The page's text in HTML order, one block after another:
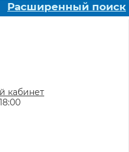
Расширенный поиск
кабинет